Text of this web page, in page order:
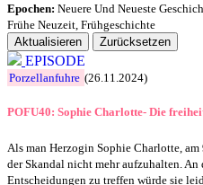
Epochen: Neuere Und Neueste
Frühe Neuzeit Frühgeschichte
Aktualisieren
Zurücksetzen
EPISODE
Porzellanfuhre (26.11.2024)
POFU40: Sophie Charlotte- Die
Als man Herzogin Sophie Charlotte,
der Skandal nicht mehr aufzuhalten.
Entscheidungen zu treffen würde sie